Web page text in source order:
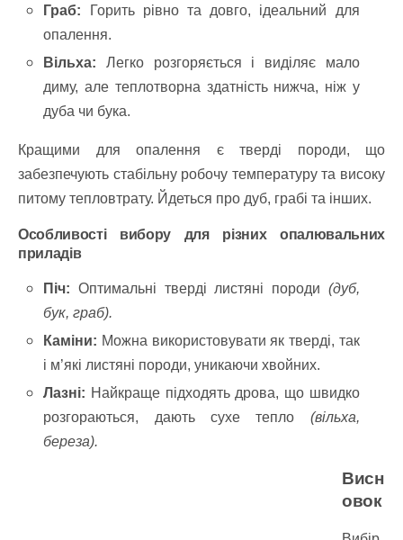
Граб: Горить рівно та довго, ідеальний для
опалення.
Вільха: Легко розгоряється і виділяє мало
диму, але теплотворна здатність нижча, ніж у
дуба чи бука.
Кращими для опалення є тверді породи, що
забезпечують стабільну робочу температуру та високу
питому тепловтрату. Йдеться про дуб, грабі та інших.
Особливості вибору для різних опалювальних
приладів
Піч: Оптимальні тверді листяні породи (дуб,
бук, граб).
Каміни: Можна використовувати як тверді, так
і м’які листяні породи, уникаючи хвойних.
Лазні: Найкраще підходять дрова, що швидко
розгораються, дають сухе тепло (вільха,
береза).
Висн
овок